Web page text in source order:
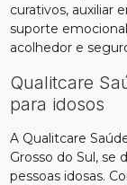
curativos, auxiliar
suporte
acolhedor e
Qualitcare
para idosos
A Qualitcare
Grosso do Sul, se
pessoas idosas.